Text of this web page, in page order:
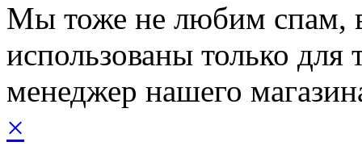
Мы тоже не любим спам,
использованы только для
менеджер нашего
×